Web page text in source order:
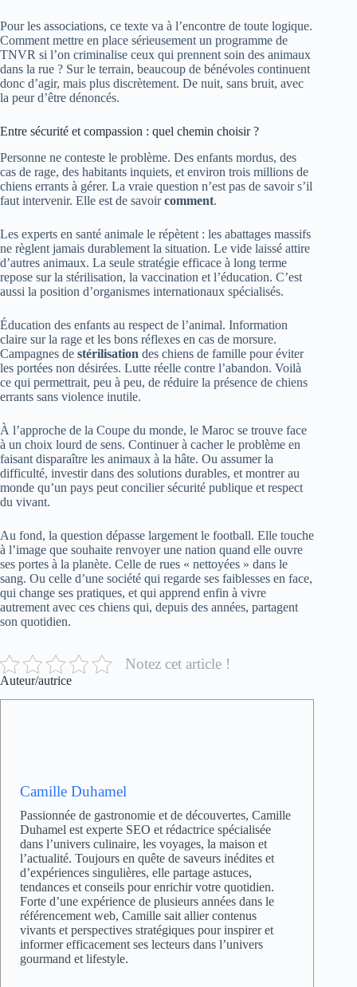
Pour les associations, ce texte va à l’encontre de toute logique.
Comment mettre en place sérieusement un programme de
TNVR si l’on criminalise ceux qui prennent soin des animaux
dans la rue ? Sur le terrain, beaucoup de bénévoles continuent
donc d’agir, mais plus discrètement. De nuit, sans bruit, avec
la peur d’être dénoncés.
Entre sécurité et compassion : quel chemin choisir ?
Personne ne conteste le problème. Des enfants mordus, des
cas de rage, des habitants inquiets, et environ trois millions de
chiens errants à gérer. La vraie question n’est pas de savoir s’il
faut intervenir. Elle est de savoircomment.
Les experts en santé animale le répètent : les abattages massifs
ne règlent jamais durablement la situation. Le vide laissé attire
d’autres animaux. La seule stratégie efficace à long terme
repose sur la stérilisation, la vaccination et l’éducation. C’est
aussi la position d’organismes internationaux spécialisés.
Éducation des enfants au respect de l’animal. Information
claire sur la rage et les bons réflexes en cas de morsure.
Campagnes de stérilisation des chiens de famille pour éviter
les portées non désirées. Lutte réelle contre l’abandon. Voilà
ce qui permettrait, peu à peu, de réduire la présence de chiens
errants sans violence inutile.
À l’approche de la Coupe du monde, le Maroc se trouve face
à un choix lourd de sens. Continuer à cacher le problème en
faisant disparaître les animaux à la hâte. Ou assumer la
difficulté, investir dans des solutions durables, et montrer au
monde qu’un pays peut concilier sécurité publique et respect
du vivant.
Au fond, la question dépasse largement le football. Elle touche
à l’image que souhaite renvoyer une nation quand elle ouvre
ses portes à la planète. Celle de rues « nettoyées » dans le
sang. Ou celle d’une société qui regarde ses faiblesses en face,
qui change ses pratiques, et qui apprend enfin à vivre
autrement avec ces chiens qui, depuis des années, partagent
son quotidien.
Notez cet article !
Auteur/autrice
Camille Duhamel
Passionnée de gastronomie et de découvertes, Camille
Duhamel est experte SEO et rédactrice spécialisée
dans l’univers culinaire, les voyages, la maison et
l’actualité. Toujours en quête de saveurs inédites et
d’expériences singulières, elle partage astuces,
tendances et conseils pour enrichir votre quotidien.
Forte d’une expérience de plusieurs années dans le
référencement web, Camille sait allier contenus
vivants et perspectives stratégiques pour inspirer et
informer efficacement ses lecteurs dans l’univers
gourmand et lifestyle.